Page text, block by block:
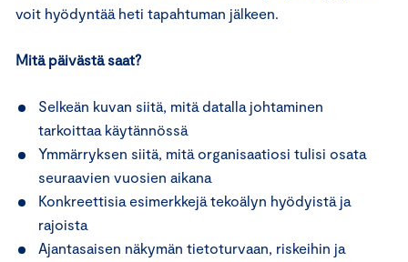
voit hyödyntää heti tapahtuman jälkeen.
Mitä päivästä saat?
Selkeän kuvan siitä, mitä datalla johtaminen
tarkoittaa käytännössä
Ymmärryksen siitä, mitä organisaatiosi tulisi osata
seuraavien vuosien aikana
Konkreettisia esimerkkejä tekoälyn hyödyistä ja
rajoista
Ajantasaisen näkymän tietoturvaan, riskeihin ja